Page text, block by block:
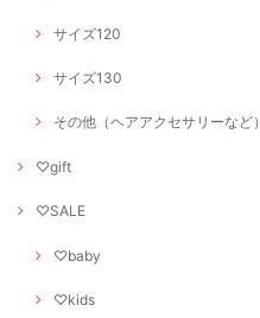
サイズ120
サイズ130
その他（ヘアアクセサリーなど）
♡gift
♡SALE
♡baby
♡kids